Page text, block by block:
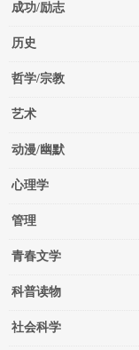
成功/励志
历史
哲学/宗教
艺术
动漫/幽默
心理学
管理
青春文学
科普读物
社会科学